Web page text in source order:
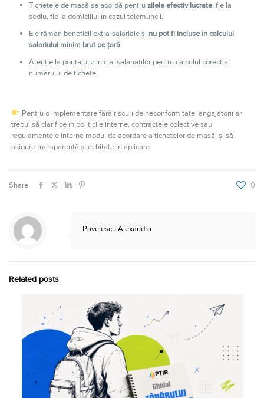
Tichetele de masă se acordă pentruzilele efectiv lucrate, fie la
sediu, fie la domiciliu, în cazul telemuncii.
Ele rămân beneficii extra-salariale și nu pot fi incluse în calculul
salariului minim brut pe țară.
Atenție la pontajul zilnic al salariaților pentru calculul corect al
numărului de tichete.
Pentru o implementare fără riscuri de neconformitate, angajatorii ar
trebui să clarifice în politicile interne, contractele colective sau
regulamentele interne modul de acordare a tichetelor de masă, și să
asigure transparență și echitate în aplicare.
Share 0
Pavelescu Alexandra
Related posts